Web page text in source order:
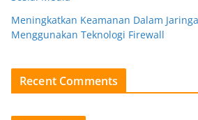
Meningkatkan Keamanan Dalam
Menggunakan Teknologi Firewall
Recent Comments